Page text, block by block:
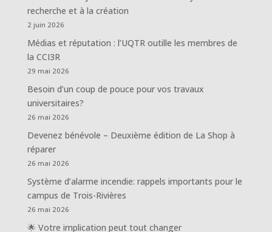
recherche et à la création
2 juin 2026
Médias et réputation : l’UQTR outille les membres de
la CCI3R
29 mai 2026
Besoin d’un coup de pouce pour vos travaux
universitaires?
26 mai 2026
Devenez bénévole – Deuxième édition de La Shop à
réparer
26 mai 2026
Système d’alarme incendie: rappels importants pour le
campus de Trois-Rivières
26 mai 2026
🌟 Votre implication peut tout changer